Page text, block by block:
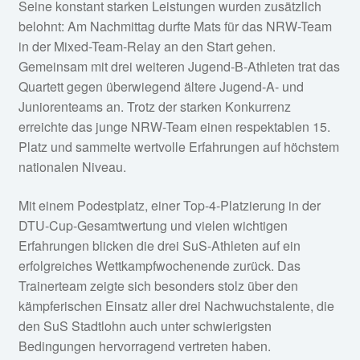
Seine konstant starken Leistungen wurden zusätzlich
belohnt: Am Nachmittag durfte Mats für das NRW-Team
in der Mixed-Team-Relay an den Start gehen.
Gemeinsam mit drei weiteren Jugend-B-Athleten trat das
Quartett gegen überwiegend ältere Jugend-A- und
Juniorenteams an. Trotz der starken Konkurrenz
erreichte das junge NRW-Team einen respektablen 15.
Platz und sammelte wertvolle Erfahrungen auf höchstem
nationalen Niveau.
Mit einem Podestplatz, einer Top-4-Platzierung in der
DTU-Cup-Gesamtwertung und vielen wichtigen
Erfahrungen blicken die drei SuS-Athleten auf ein
erfolgreiches Wettkampfwochenende zurück. Das
Trainerteam zeigte sich besonders stolz über den
kämpferischen Einsatz aller drei Nachwuchstalente, die
den SuS Stadtlohn auch unter schwierigsten
Bedingungen hervorragend vertreten haben.